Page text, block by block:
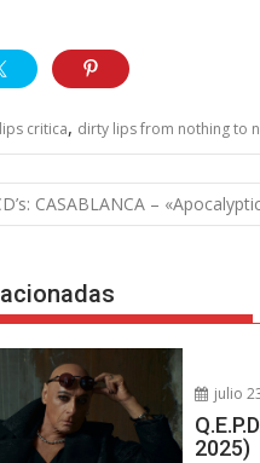
critica, dirty lips from nothing to
CASABLANCA –
julio
2025)